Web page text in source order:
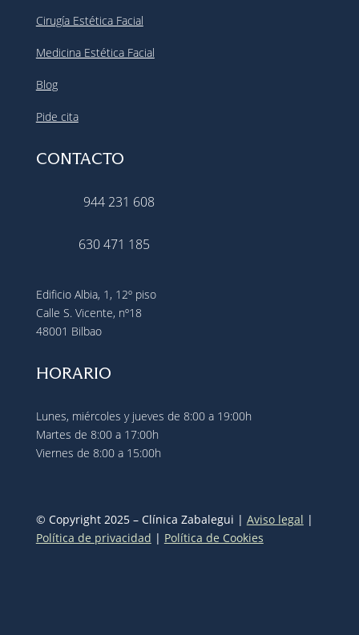
Cirugía Estética Facial
Medicina Estética Facial
Blog
Pide cita
CONTACTO
944 231 608
630 471 185
Edificio Albia, 1, 12º piso
Calle S. Vicente, nº18
48001 Bilbao
HORARIO
Lunes, miércoles y jueves de 8:00 a 19:00h
Martes de 8:00 a 17:00h
Viernes de 8:00 a 15:00h
© Copyright 2025 – Clínica Zabalegui | Aviso legal |
Política de privacidad | Política de Cookies